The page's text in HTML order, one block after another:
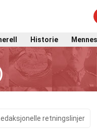
Historie
retningslinjer